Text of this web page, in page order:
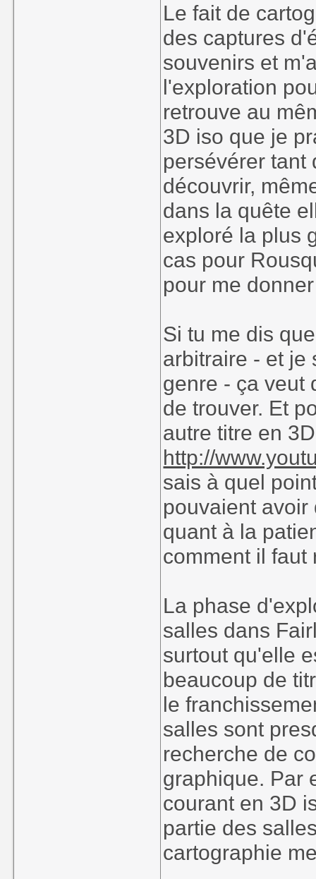
Le fait de
des captures
souvenirs et
l'exploration
retrouve au
3D iso que je
persévérer tant
découvrir,
dans la quête
exploré la plus
cas pour
pour me
Si tu me dis
arbitraire - et je
genre - ça veut
de trouver. Et
autre titre en
http://
sais à quel
pouvaient
quant à la
comment il faut
La phase
salles dans
surtout qu'elle
beaucoup de
le
salles sont
recherche de
graphique. Par
courant en 3D
partie des
cartographie